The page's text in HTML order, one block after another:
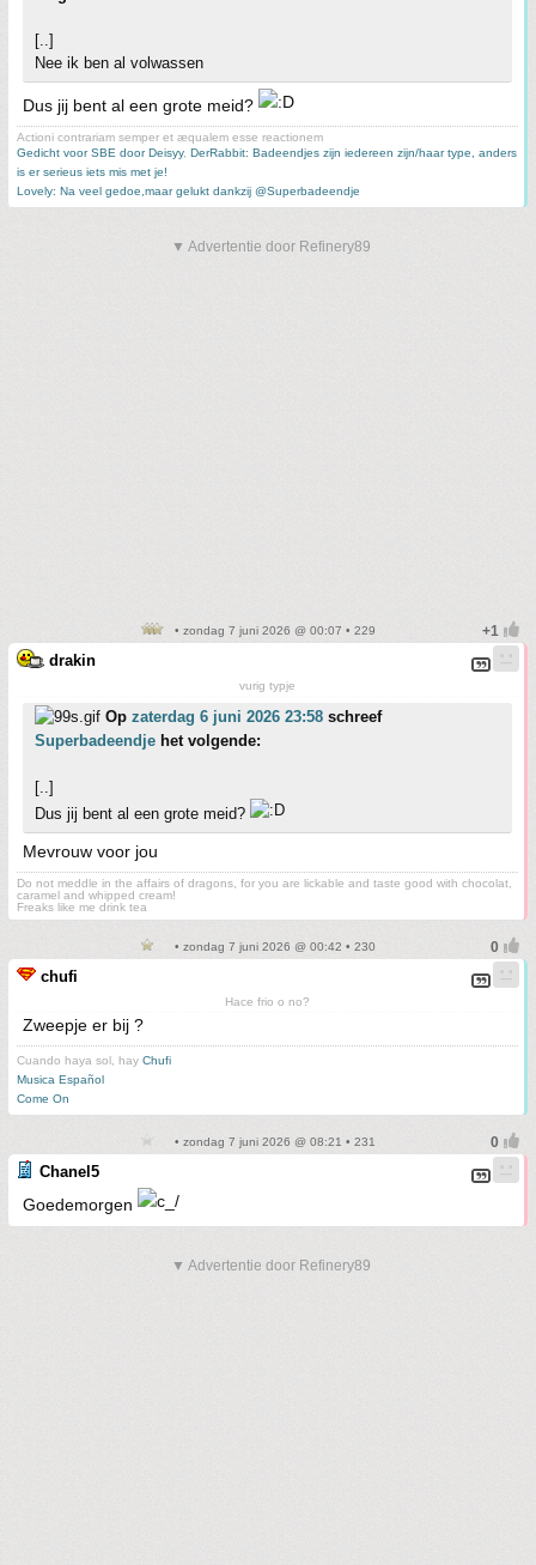
[..]
Nee ik ben al volwassen
Dus jij bent al een grote meid?
Actioni contrariam semper et æqualem esse reactionem
Gedicht voor SBE door Deisyy, DerRabbit: Badeendjes zijn iedereen zijn/haar type, anders
is er serieus iets mis met je!
Lovely: Na veel gedoe,maar gelukt dankzij @Superbadeendje
▼ Advertentie door Refinery89
• zondag 7 juni 2026 @ 00:07 • 229
drakin
vurig typje
Op zaterdag 6 juni 2026 23:58 schreef
Superbadeendje het volgende:
[..]
Dus jij bent al een grote meid?
Mevrouw voor jou
Do not meddle in the affairs of dragons, for you are lickable and taste good with chocolat,
caramel and whipped cream!
Freaks like me drink tea
• zondag 7 juni 2026 @ 00:42 • 230
chufi
Hace frio o no?
Zweepje er bij ?
Cuando haya sol, hay Chufi
Musica Español
Come On
• zondag 7 juni 2026 @ 08:21 • 231
Chanel5
Goedemorgen
▼ Advertentie door Refinery89